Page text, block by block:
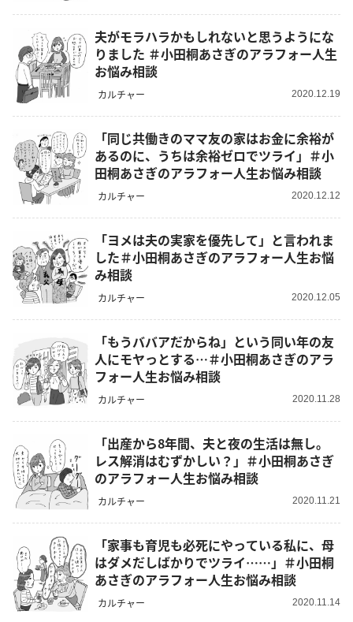
夫がモラハラかもしれないと思うようにな
りました ＃小田桐あさぎのアラフォー人生
お悩み相談
カルチャー 2020.12.19
「同じ共働きのママ友の家はお金に余裕が
あるのに、うちは余裕ゼロでツライ」＃小
田桐あさぎのアラフォー人生お悩み相談
カルチャー 2020.12.12
「ヨメは夫の実家を優先して」と言われま
した＃小田桐あさぎのアラフォー人生お悩
み相談
カルチャー 2020.12.05
「もうババアだからね」という同い年の友
人にモヤっとする…＃小田桐あさぎのアラ
フォー人生お悩み相談
カルチャー 2020.11.28
「出産から8年間、夫と夜の生活は無し。
レス解消はむずかしい？」＃小田桐あさぎ
のアラフォー人生お悩み相談
カルチャー 2020.11.21
「家事も育児も必死にやっている私に、母
はダメだしばかりでツライ……」＃小田桐
あさぎのアラフォー人生お悩み相談
カルチャー 2020.11.14